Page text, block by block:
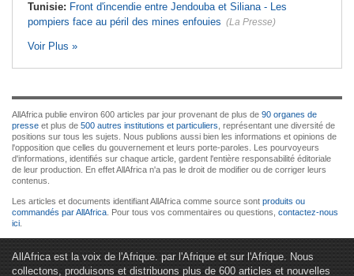
Tunisie: Front d'incendie entre Jendouba et Siliana - Les
pompiers face au péril des mines enfouies (La Presse)
Voir Plus »
AllAfrica publie environ 600 articles par jour provenant de plus de 90 organes de
presse et plus de 500 autres institutions et particuliers , représentant une diversité de
positions sur tous les sujets. Nous publions aussi bien les informations et opinions de
l'opposition que celles du gouvernement et leurs porte-paroles. Les pourvoyeurs
d'informations, identifiés sur chaque article, gardent l'entière responsabilité éditoriale
de leur production. En effet AllAfrica n'a pas le droit de modifier ou de corriger leurs
contenus.
Les articles et documents identifiant AllAfrica comme source sont produits ou
commandés par AllAfrica . Pour tous vos commentaires ou questions, contactez-nous
ici
AllAfrica est la voix de l'Afrique. par l'Afrique et sur l'Afrique. Nous
collectons, produisons et distribuons plus de 600 articles et nouvelles